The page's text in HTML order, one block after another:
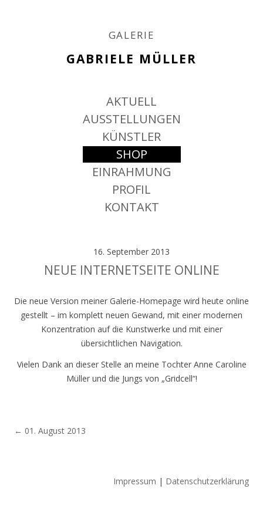
GALERIE
GABRIELE MÜLLER
Springe
zum
Inhalt
AKTUELL
AUSSTELLUNGEN
KÜNSTLER
SHOP
EINRAHMUNG
PROFIL
KONTAKT
16. September 2013
NEUE INTERNETSEITE ONLINE
Die neue Version meiner Galerie-Homepage wird heute online
gestellt – im komplett neuen Gewand, mit einer modernen
Konzentration auf die Kunstwerke und mit einer
übersichtlichen Navigation.
Vielen Dank an dieser Stelle an meine Tochter Anne Caroline
Müller und die Jungs von „Gridcell“!
Beitrags-
← 01. August 2013
Impressum | Datenschutzerklärung